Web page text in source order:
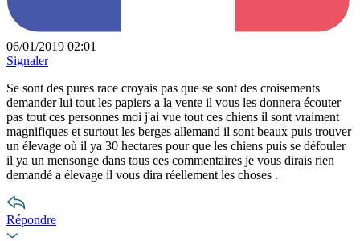
06/01/2019 02:01
Signaler
Se sont des pures race croyais pas que se sont des croisements
demander lui tout les papiers a la vente il vous les donnera écouter
pas tout ces personnes moi j'ai vue tout ces chiens il sont vraiment
magnifiques et surtout les berges allemand il sont beaux puis trouver
un élevage où il ya 30 hectares pour que les chiens puis se défouler
il ya un mensonge dans tous ces commentaires je vous dirais rien
demandé a élevage il vous dira réellement les choses .
Répondre